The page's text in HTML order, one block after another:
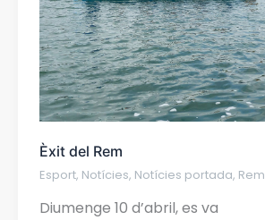
Èxit del Rem
Esport, Notícies, Notícies portada, Rem
Diumenge 10 d’abril, es va